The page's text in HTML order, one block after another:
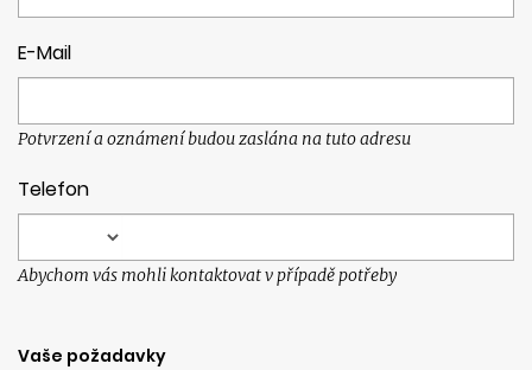
E-Mail
Potvrzení a oznámení budou zaslána na tuto adresu
Telefon
Abychom vás mohli kontaktovat v případě potřeby
Vaše požadavky